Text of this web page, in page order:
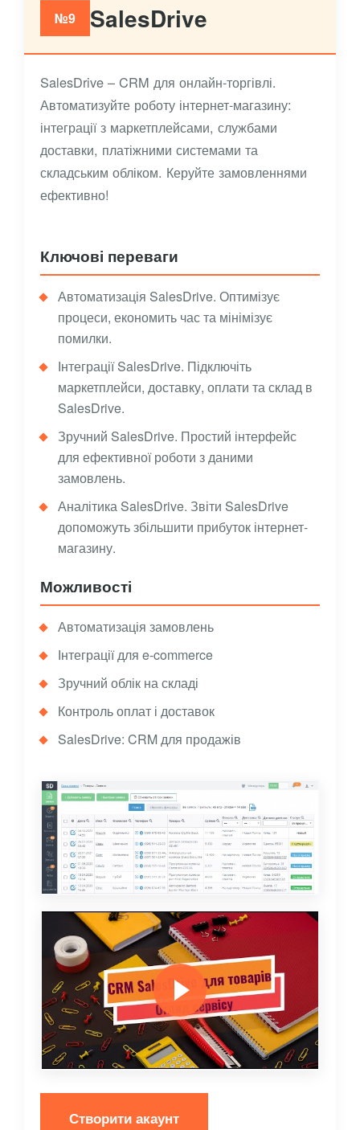
№9 SalesDrive
SalesDrive – CRM для онлайн-торгівлі.
Автоматизуйте роботу інтернет-магазину:
інтеграції з маркетплейсами, службами
доставки, платіжними системами та
складським обліком. Керуйте замовленнями
ефективно!
Ключові переваги
Автоматизація SalesDrive. Оптимізує
процеси, економить час та мінімізує
помилки.
Інтеграції SalesDrive. Підключіть
маркетплейси, доставку, оплати та склад в
SalesDrive.
Зручний SalesDrive. Простий інтерфейс
для ефективної роботи з даними
замовлень.
Аналітика SalesDrive. Звіти SalesDrive
допоможуть збільшити прибуток інтернет-
магазину.
Можливості
Автоматизація замовлень
Інтеграції для e-commerce
Зручний облік на складі
Контроль оплат і доставок
SalesDrive: CRM для продажів
Створити акаунт